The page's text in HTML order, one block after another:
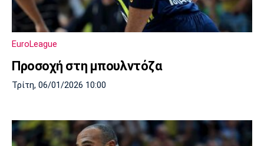
EuroLeague
Προσοχή στη μπουλντόζα
Τρίτη, 06/01/2026 10:00